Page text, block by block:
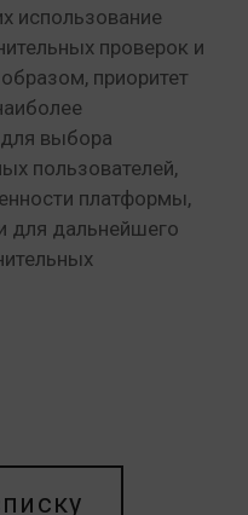
использование
проверок и
приоритет
выбора
пользователей,
платформы,
для дальнейшего